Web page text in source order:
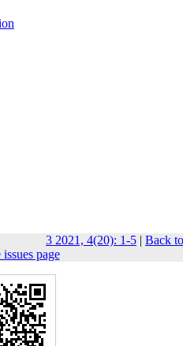
3 2021, 4(20): 1-5 | Back to
page